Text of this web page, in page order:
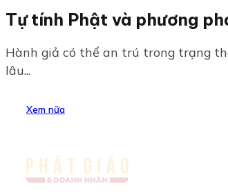
Tự tính Phật và phương
Hành giả có thể an trú trong trạng
lâu...
Xem nữa